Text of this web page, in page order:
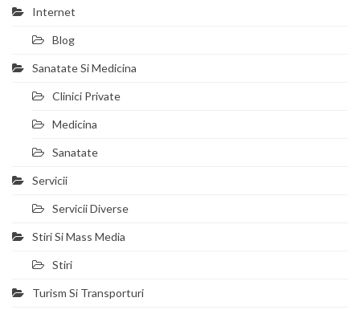
Internet
Blog
Sanatate Si Medicina
Clinici Private
Medicina
Sanatate
Servicii
Servicii Diverse
Stiri Si Mass Media
Stiri
Turism Si Transporturi